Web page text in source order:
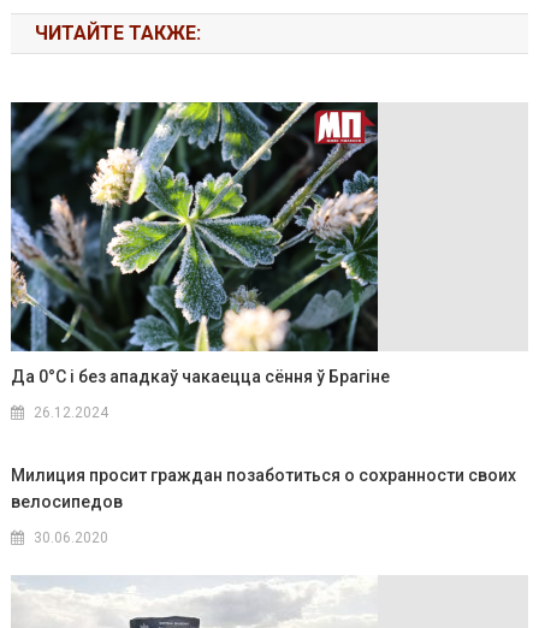
ЧИТАЙТЕ ТАКЖЕ:
Да 0°C і без ападкаў чакаецца сёння ў Брагіне
26.12.2024
Милиция просит граждан позаботиться о сохранности своих
велосипедов
30.06.2020